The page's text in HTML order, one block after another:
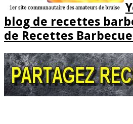
blog de recettes
de Recettes